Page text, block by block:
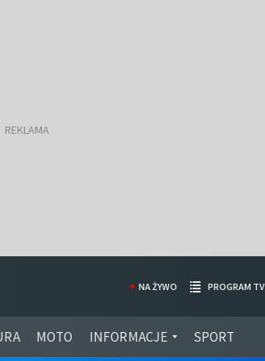
MOTO INFORMACJE SPORT
NA ŻYWO PROGRAM TV